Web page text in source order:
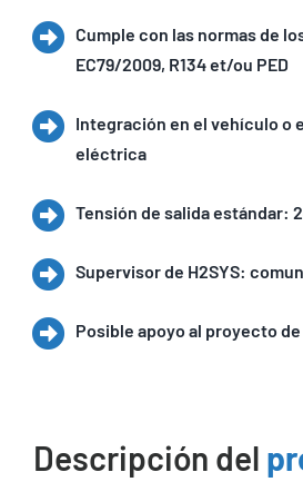
Cumple con las normas de
EC79/2009, R134 et/ou PED
Integración en el vehículo o
eléctrica
Tensión de salida estándar:
Supervisor de H2SYS:
Posible apoyo al proyecto
Descripción del